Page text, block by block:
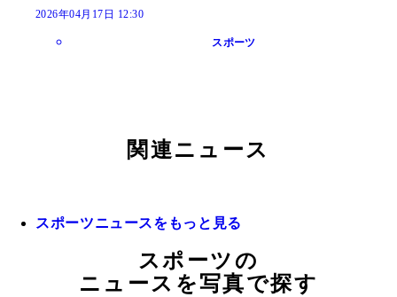
2026年04月17日 12:30
スポーツ
関連ニュース
スポーツニュースをもっと見る
スポーツの
ニュースを写真で探す